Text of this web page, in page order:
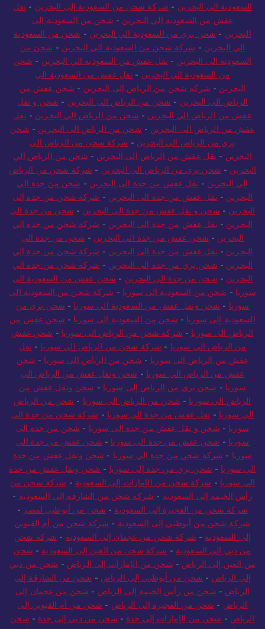
السعودية الي البحرين - شركة شحن من السعودية إلى البحرين - نقل
عفش من السعودية الي البحرين - شحن من السعودية الى
البحرين - شحن بري من السعودية الي البحرين - شحن من السعودية
الي البحرين - شركة شحن من السعودية الي البحرين - شحن من
السعودية الى البحرين - نقل عفش من السعودية الي البحرين - شحن
من السعودية الي البحرين - نقل عفش من السعودية الي
البحرين - شركة شحن من الرياض إلى البحرين - شحن عفش من
الرياض الى البحرين - شحن من الرياض الى البحرين - شحن و نقل
عفش من الرياض الي البحرين - شحن من الرياض الي البحرين - نقل
عفش من الرياض الى البحرين - شحن من الرياض الى البحرين - شحن
بري من الرياض الي البحرين - شركة شحن من الرياض الي
البحرين - نقل عفش من الرياض الى البحرين - شحن من الرياض الي
البحرين - شحن بري من الرياض الي البحرين - شركة شحن من الرياض
الي البحرين - نقل عفش من جدة الى البحرين - شحن من جدة الي
البحرين - نقل عفش من جدة الى البحرين - شركة شحن من جدة إلى
البحرين - شحن و نقل عفش من جدة الي البحرين - شحن من جدة الى
البحرين - نقل عفش من جدة الى البحرين - شركة شحن من جدة الي
البحرين - شحن عفش من جدة الي البحرين - شحن من جدة الى
البحرين - نقل عفش من جدة الى البحرين - شركة شحن من جدة الي
البحرين - شحن بري من جدة إلى البحرين - شركة شحن من جدة الي
البحرين - شحن من جدة الى البحرين - شحن عفش من السعودية الى
سوريا - شحن من السعودية الى سوريا - شركة شحن من السعودية الى
سوريا - شحن ونقل عفش من السعودية الي سوريا - شحن بري من
السعودية إلى سوريا - شحن من السعودية الى سوريا - شحن عفش من
الرياض الى سوريا - شركة شحن من الرياض الى سوريا - شحن عفش
من الرياض الي سوريا - شركة شحن من الرياض الي سوريا - نقل
عفش من الرياض الى سوريا - شحن من الرياض الى سوريا - شحن
عفش من الرياض الي سوريا - شحن ونقل عفش من الرياض الي
سوريا - شحن بري من الرياض إلى سوريا - شحن ونقل عفش من
الرياض الي سوريا - شحن من الرياض الى سوريا - شحن من الرياض
الى سوريا - نقل عفش من جدة الى سوريا - شركة شحن من جدة الى
سوريا - شحن و نقل عفش من جدة الى سوريا - شحن من جدة الى
سوريا - شحن عفش من جدة الى سوريا - شحن عفش من جدة الي
سوريا - شركة شحن من جدة الي سوريا - شحن ونقل عفش من جدة
الي سوريا - شحن بري من جدة إلى سوريا - شحن ونقل عفش من جدة
الي سوريا - شركة شحن من الإمارات إلى السعودية - شركة شحن من
رأس الخيمة إلى السعودية - شركة شحن من الشارقة إلى السعودية -
شركة شحن من الفجيرة إلى السعودية - شحن من أبوظبي لمصر -
شركة شحن من أبوظبي إلى السعودية - شركة شحن من أم القيوين
إلى السعودية - شركة شحن من عجمان إلى السعودية - شركة شحن
من دبي إلى السعودية - شركة شحن من العين إلى السعودية - شحن
من العين إلى الرياض - شحن من الإمارات إلى الرياض - شحن من دبي
إلى الرياض - شحن من أبوظبي إلى الرياض - شحن من الشارقة إلى
الرياض - شحن من رأس الخيمة إلى الرياض - شحن من عجمان إلى
الرياض - شحن من الفجيرة إلى الرياض - شحن من أم القيوين إلى
الرياض - شحن من الإمارات إلى جدة - شحن من دبي إلى جدة - شحن